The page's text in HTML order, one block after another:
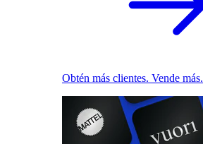
Obtén más clientes. Vende más.